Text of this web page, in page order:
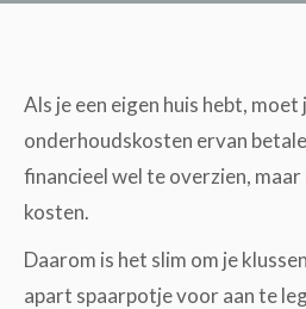
Als je een eigen huis hebt, moet
onderhoudskosten ervan
financieel wel te overzien,
kosten.
Daarom is het slim om je
apart spaarpotje voor aan te